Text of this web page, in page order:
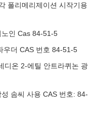
폴리메리제이션 시작기용
인 Cas 84-51-5
우더 CAS 번호 84-51-5
디온 2-에틸 안트라퀴논 광
솜씨 사용 CAS 번호: 84-